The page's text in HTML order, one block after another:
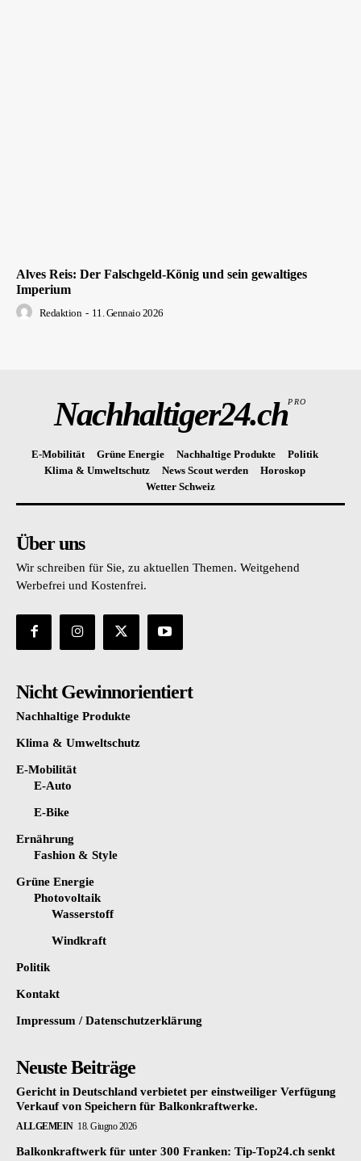
Alves Reis: Der Falschgeld-König und sein gewaltiges
Imperium
Redaktion - 11. Gennaio 2026
Nachhaltiger24.chPRO
E-Mobilität Grüne Energie Nachhaltige Produkte
Politik
Klima & Umweltschutz
News Scout werden
Horoskop
Wetter Schweiz
Über uns
Wir schreiben für Sie, zu aktuellen Themen. Weitgehend
Werbefrei und Kostenfrei.
Nicht Gewinnorientiert
Nachhaltige Produkte
Klima & Umweltschutz
E-Mobilität
E-Auto
E-Bike
Ernährung
Fashion & Style
Grüne Energie
Photovoltaik
Wasserstoff
Windkraft
Politik
Kontakt
Impressum / Datenschutzerklärung
Neuste Beiträge
Gericht in Deutschland verbietet per einstweiliger Verfügung
Verkauf von Speichern für Balkonkraftwerke.
ALLGEMEIN 18. Giugno 2026
Balkonkraftwerk für unter 300 Franken: Tip-Top24.ch senkt